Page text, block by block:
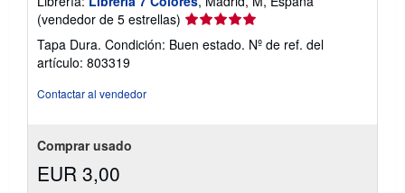
(vendedor de 5 estrellas) Calificación
vendedor:
Tapa Dura. Condición: Buen estado. Nº de ref. del
artículo: 803319
Contactar al vendedor
Comprar usado
EUR 3,00